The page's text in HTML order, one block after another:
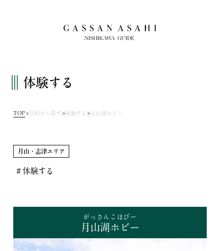
体験する
TOP 目的から探す 体験する 月山湖ホビー
月山・志津エリア
＃体験する
月山湖ホビー